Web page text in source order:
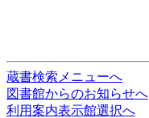
蔵書検索メニューへ
図書館からのお知らせへ
利用案内表示館選択へ